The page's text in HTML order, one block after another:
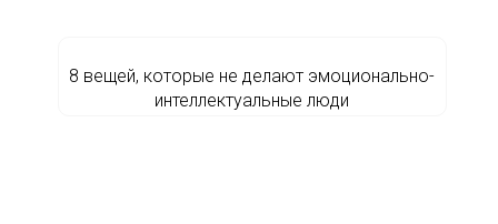
8 вещей, которые не делают эмоционально-
интеллектуальные люди